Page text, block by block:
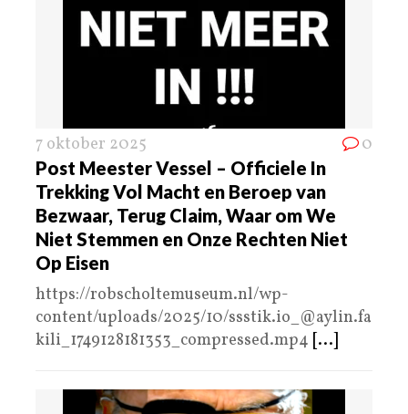
7 oktober 2025 0
Post Meester Vessel – Officiele In
Trekking Vol Macht en Beroep van
Bezwaar, Terug Claim, Waar om We
Niet Stemmen en Onze Rechten Niet
Op Eisen
https://robscholtemuseum.nl/wp-
content/uploads/2025/10/ssstik.io_@aylin.fa
kili_1749128181353_compressed.mp4 [...]